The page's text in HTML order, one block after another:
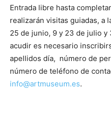
Entrada libre hasta
realizarán visitas guiadas, a
25 de junio, 9 y 23 de julio y
acudir es necesario
apellidos día, número de
número de teléfono de
info@artmuseum.es.